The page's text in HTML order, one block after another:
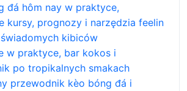
đá hôm nay w praktyce,
kursy, prognozy i narzędzia feelin
kibiców
w praktyce, bar kokos i
po tropikalnych smakach
przewodnik kèo bóng đá i